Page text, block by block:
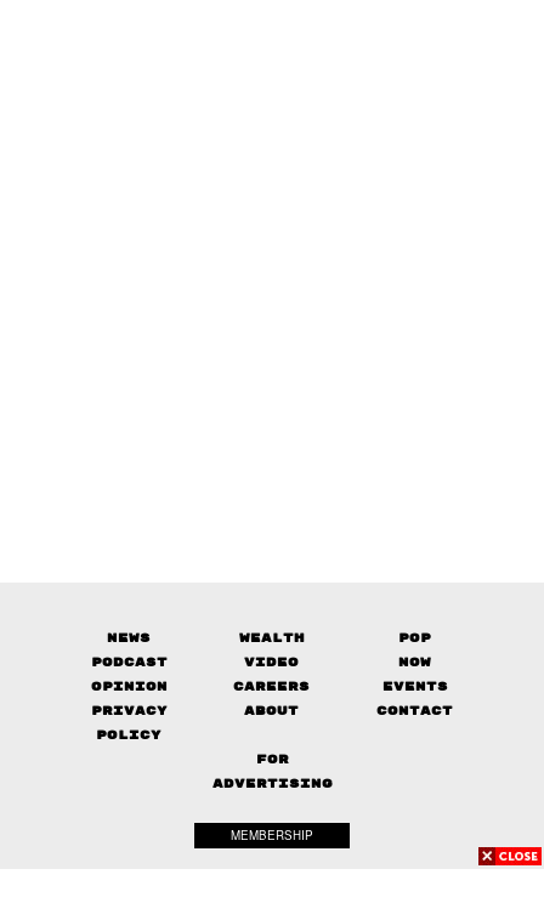
News Wealth
Pop
Podcast
Video
Now
Opinion
Careers
Events
Privacy
Policy
About Contact
FOR
ADVERTISING
MEMBERSHIP